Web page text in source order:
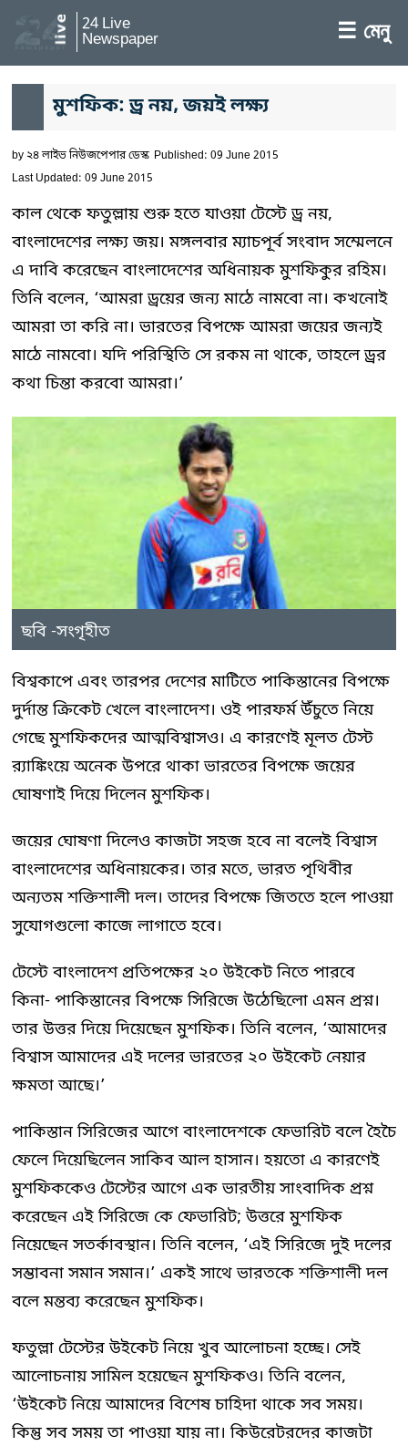
24 Live
Newspaper ☰ মেনু
মুশফিক: ড্র নয়, জয়ই লক্ষ্য
by২৪ লাইভ নিউজপেপার ডেস্ক Published: 09 June 2015
Last Updated: 09 June 2015
কাল থেকে ফতুল্লায় শুরু হতে যাওয়া টেস্টে ড্র নয়,
বাংলাদেশের লক্ষ্য জয়। মঙ্গলবার ম্যাচপূর্ব সংবাদ সম্মেলনে
এ দাবি করেছেন বাংলাদেশের অধিনায়ক মুশফিকুর রহিম।
তিনি বলেন, ‘আমরা ড্রয়ের জন্য মাঠে নামবো না। কখনোই
আমরা তা করি না। ভারতের বিপক্ষে আমরা জয়ের জন্যই
মাঠে নামবো। যদি পরিস্থিতি সে রকম না থাকে, তাহলে ড্রর
কথা চিন্তা করবো আমরা।’
ছবি -সংগৃহীত
বিশ্বকাপে এবং তারপর দেশের মাটিতে পাকিস্তানের বিপক্ষে
দুর্দান্ত ক্রিকেট খেলে বাংলাদেশ। ওই পারফর্ম উঁচুতে নিয়ে
গেছে মুশফিকদের আত্মবিশ্বাসও। এ কারণেই মূলত টেস্ট
র‍্যাঙ্কিংয়ে অনেক উপরে থাকা ভারতের বিপক্ষে জয়ের
ঘোষণাই দিয়ে দিলেন মুশফিক।
জয়ের ঘোষণা দিলেও কাজটা সহজ হবে না বলেই বিশ্বাস
বাংলাদেশের অধিনায়কের। তার মতে, ভারত পৃথিবীর
অন্যতম শক্তিশালী দল। তাদের বিপক্ষে জিততে হলে পাওয়া
সুযোগগুলো কাজে লাগাতে হবে।
টেস্টে বাংলাদেশ প্রতিপক্ষের ২০ উইকেট নিতে পারবে
কিনা- পাকিস্তানের বিপক্ষে সিরিজে উঠেছিলো এমন প্রশ্ন।
তার উত্তর দিয়ে দিয়েছেন মুশফিক। তিনি বলেন, ‘আমাদের
বিশ্বাস আমাদের এই দলের ভারতের ২০ উইকেট নেয়ার
ক্ষমতা আছে।’
পাকিস্তান সিরিজের আগে বাংলাদেশকে ফেভারিট বলে হৈচৈ
ফেলে দিয়েছিলেন সাকিব আল হাসান। হয়তো এ কারণেই
মুশফিককেও টেস্টের আগে এক ভারতীয় সাংবাদিক প্রশ্ন
করেছেন এই সিরিজে কে ফেভারিট; উত্তরে মুশফিক
নিয়েছেন সতর্কাবস্থান। তিনি বলেন, ‘এই সিরিজে দুই দলের
সম্ভাবনা সমান সমান।’ একই সাথে ভারতকে শক্তিশালী দল
বলে মন্তব্য করেছেন মুশফিক।
ফতুল্লা টেস্টের উইকেট নিয়ে খুব আলোচনা হচ্ছে। সেই
আলোচনায় সামিল হয়েছেন মুশফিকও। তিনি বলেন,
‘উইকেট নিয়ে আমাদের বিশেষ চাহিদা থাকে সব সময়।
কিন্তু সব সময় তা পাওয়া যায় না। কিউরেটরদের কাজটা